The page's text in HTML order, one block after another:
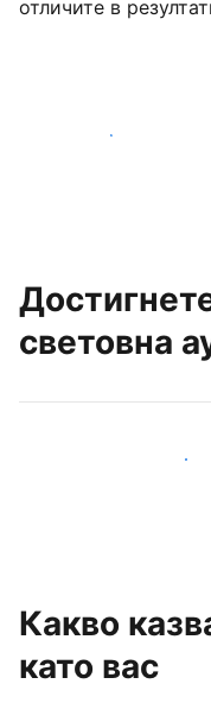
отличите в
Започнете днес
световна
Достигнете до
Какво
като вас